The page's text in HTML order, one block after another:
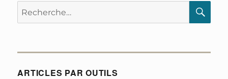
Recherche
pour :
ARTICLES PAR OUTILS